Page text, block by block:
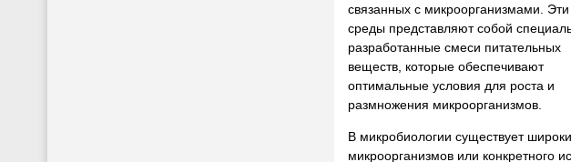
связанных с микроорганизмами. Эти
среды представляют собой
разработанные смеси питательных
веществ, которые обеспечивают
оптимальные условия для роста и
размножения микроорганизмов.
В микробиологии существует
микроорганизмов или конкретного